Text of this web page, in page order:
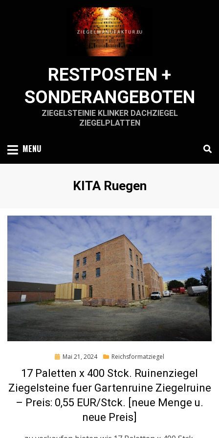
RESTPOSTEN +
SONDERANGEBOTEN
ZIEGELSTEINIE KLINKER DACHZIEGEL
ZIEGELPLATTEN
MENU
Schlagwort
:
KITA Ruegen
PostedMai 21, 2024 Reichsformatziegel
17 Paletten x 400 Stck. Ruinenziegel
Ziegelsteine fuer Gartenruine Ziegelruine
– Preis: 0,55 EUR/Stck. [neue Menge u.
neue Preis]